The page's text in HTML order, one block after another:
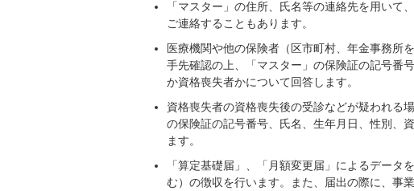
「マスター」の住所、氏名等の連絡先を用い
ご連絡することもあります。
医療機関や他の保険者（区市町村、年金事務所
手先確認の上、「マスター」の保険証の記号番
か資格喪失者かについて回答します。
資格喪失者の資格喪失後の受診などが疑われる
の保険証の記号番号、氏名、生年月日、性別、
ます。
「算定基礎届」、「月額変更届」によるデー
む）の徴収を行います。また、届出の際に、事